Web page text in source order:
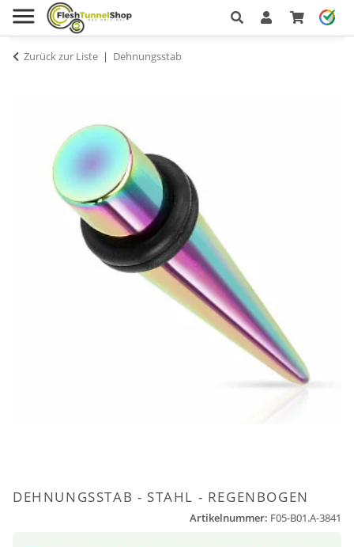
Zurück zur Liste Dehnungsstab
DEHNUNGSSTAB - STAHL - REGENBOGEN
Artikelnummer: F05-B01.A-3841